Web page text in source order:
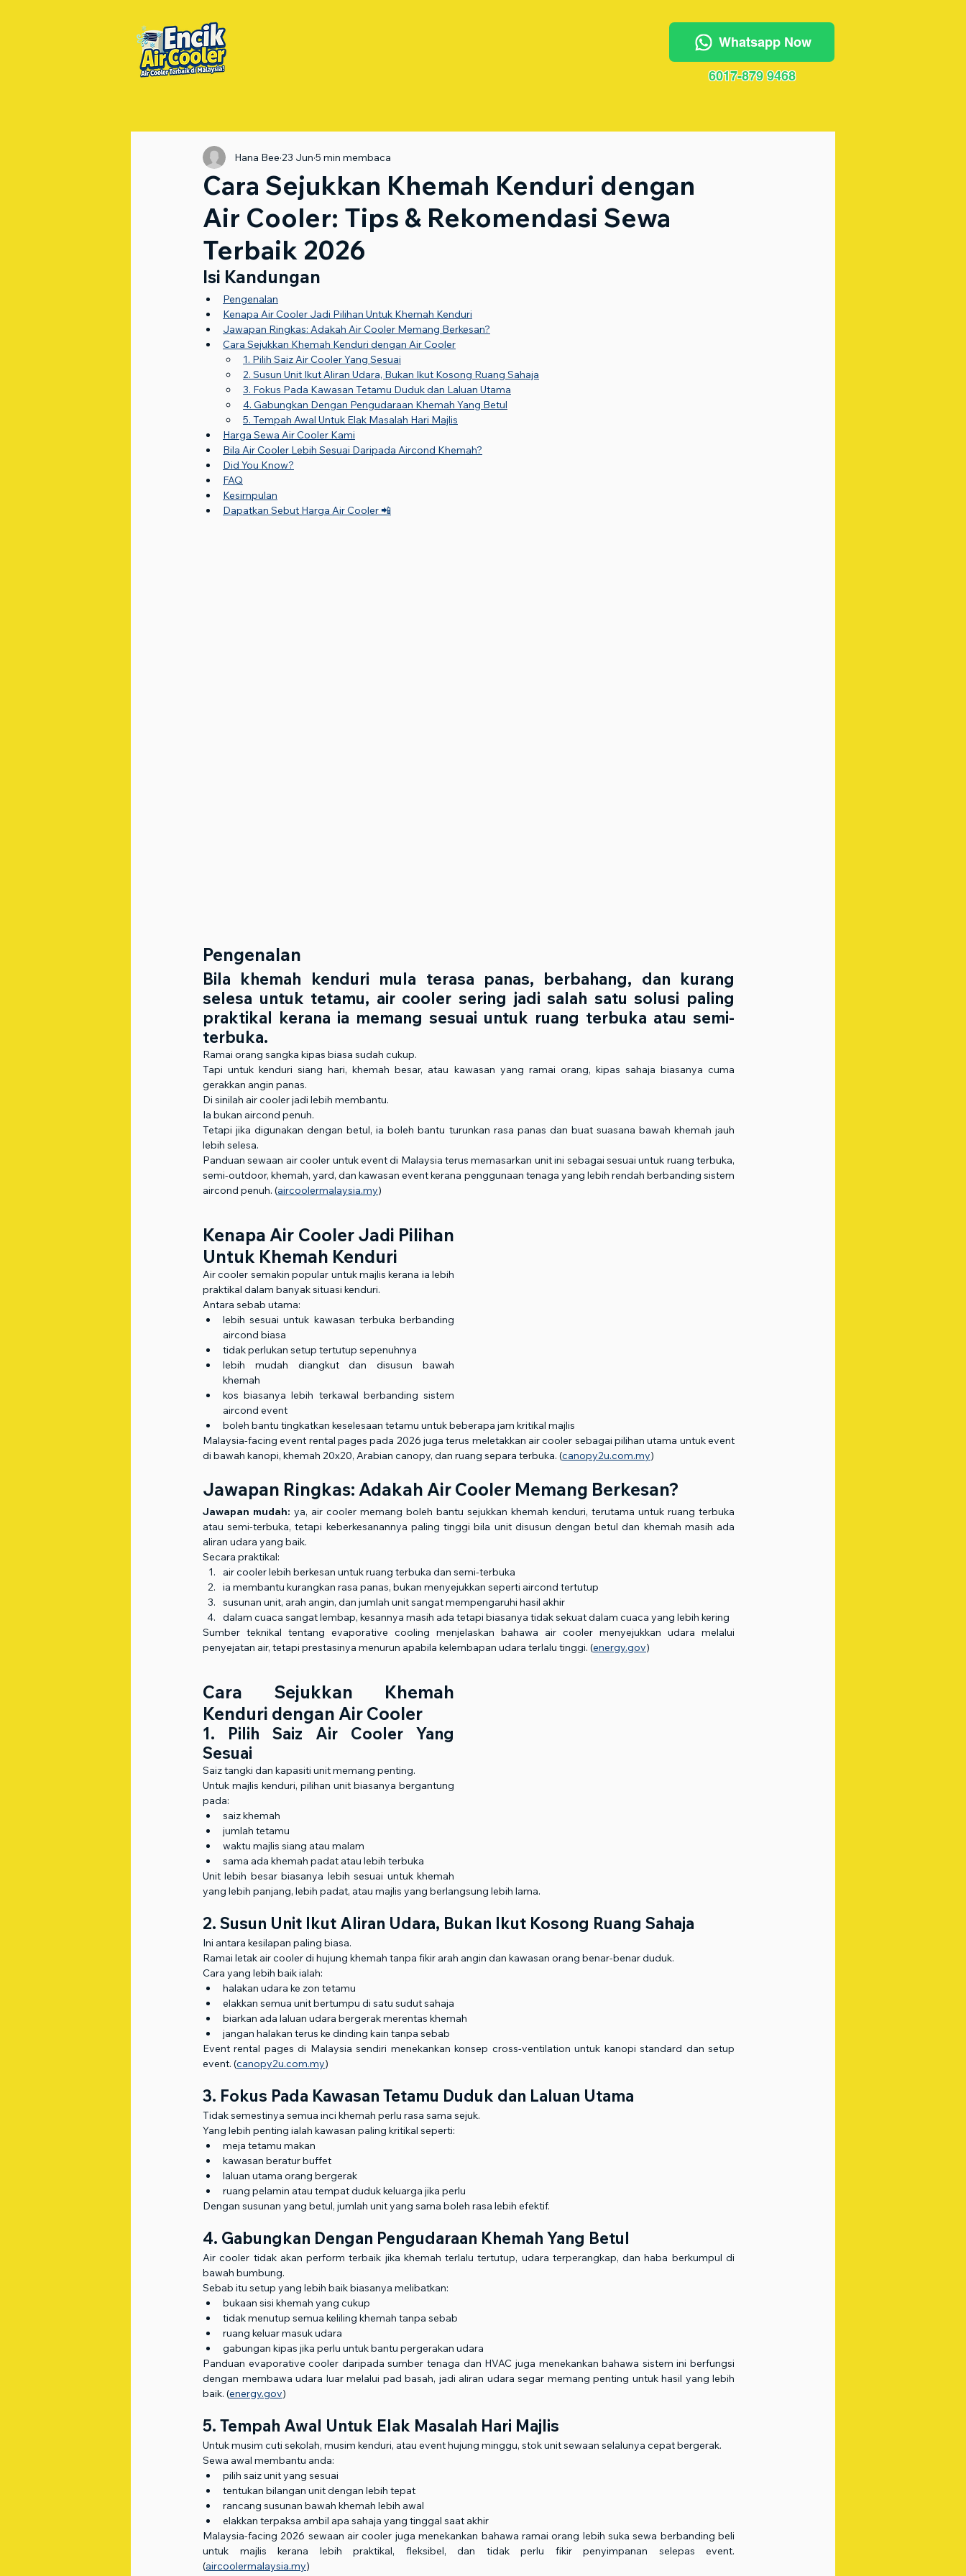
Whatsapp Now
6017-879 9468
Cara Sejukkan Khemah Kenduri dengan
Air Cooler: Tips & Rekomendasi Sewa
Terbaik 2026
Hana Bee 23 Jun 5 min membaca
Isi Kandungan
Pengenalan
Kenapa Air Cooler Jadi Pilihan Untuk Khemah Kenduri
Jawapan Ringkas: Adakah Air Cooler Memang Berkesan?
Cara Sejukkan Khemah Kenduri dengan Air Cooler
1. Pilih Saiz Air Cooler Yang Sesuai
2. Susun Unit Ikut Aliran Udara, Bukan Ikut Kosong Ruang Sahaja
3. Fokus Pada Kawasan Tetamu Duduk dan Laluan Utama
4. Gabungkan Dengan Pengudaraan Khemah Yang Betul
5. Tempah Awal Untuk Elak Masalah Hari Majlis
Harga Sewa Air Cooler Kami
Bila Air Cooler Lebih Sesuai Daripada Aircond Khemah?
Did You Know?
FAQ
Kesimpulan
Dapatkan Sebut Harga Air Cooler 📲
Pengenalan
Bila khemah kenduri mula terasa panas, berbahang, dan kurang
selesa untuk tetamu, air cooler sering jadi salah satu solusi paling
praktikal kerana ia memang sesuai untuk ruang terbuka atau semi-
terbuka.
Ramai orang sangka kipas biasa sudah cukup.
Tapi untuk kenduri siang hari, khemah besar, atau kawasan yang ramai orang, kipas sahaja biasanya cuma
gerakkan angin panas.
Di sinilah air cooler jadi lebih membantu.
Ia bukan aircond penuh.
Tetapi jika digunakan dengan betul, ia boleh bantu turunkan rasa panas dan buat suasana bawah khemah jauh
lebih selesa.
Panduan sewaan air cooler untuk event di Malaysia terus memasarkan unit ini sebagai sesuai untuk ruang terbuka,
semi-outdoor, khemah, yard, dan kawasan event kerana penggunaan tenaga yang lebih rendah berbanding sistem
aircond penuh. (aircoolermalaysia.my)
Kenapa Air Cooler Jadi Pilihan
Untuk Khemah Kenduri
Air cooler semakin popular untuk majlis kerana ia lebih
praktikal dalam banyak situasi kenduri.
Antara sebab utama:
lebih sesuai untuk kawasan terbuka berbanding
aircond biasa
tidak perlukan setup tertutup sepenuhnya
lebih mudah diangkut dan disusun bawah
khemah
kos biasanya lebih terkawal berbanding sistem
aircond event
boleh bantu tingkatkan keselesaan tetamu untuk beberapa jam kritikal majlis
Malaysia-facing event rental pages pada 2026 juga terus meletakkan air cooler sebagai pilihan utama untuk event
di bawah kanopi, khemah 20x20, Arabian canopy, dan ruang separa terbuka. (canopy2u.com.my)
Jawapan Ringkas: Adakah Air Cooler Memang Berkesan?
Jawapan mudah: ya, air cooler memang boleh bantu sejukkan khemah kenduri, terutama untuk ruang terbuka
atau semi-terbuka, tetapi keberkesanannya paling tinggi bila unit disusun dengan betul dan khemah masih ada
aliran udara yang baik.
Secara praktikal:
air cooler lebih berkesan untuk ruang terbuka dan semi-terbuka
ia membantu kurangkan rasa panas, bukan menyejukkan seperti aircond tertutup
susunan unit, arah angin, dan jumlah unit sangat mempengaruhi hasil akhir
dalam cuaca sangat lembap, kesannya masih ada tetapi biasanya tidak sekuat dalam cuaca yang lebih kering
Sumber teknikal tentang evaporative cooling menjelaskan bahawa air cooler menyejukkan udara melalui
penyejatan air, tetapi prestasinya menurun apabila kelembapan udara terlalu tinggi. (energy.gov)
Cara Sejukkan Khemah
Kenduri dengan Air Cooler
1. Pilih Saiz Air Cooler Yang
Sesuai
Saiz tangki dan kapasiti unit memang penting.
Untuk majlis kenduri, pilihan unit biasanya bergantung
pada:
saiz khemah
jumlah tetamu
waktu majlis siang atau malam
sama ada khemah padat atau lebih terbuka
Unit lebih besar biasanya lebih sesuai untuk khemah
yang lebih panjang, lebih padat, atau majlis yang berlangsung lebih lama.
2. Susun Unit Ikut Aliran Udara, Bukan Ikut Kosong Ruang Sahaja
Ini antara kesilapan paling biasa.
Ramai letak air cooler di hujung khemah tanpa fikir arah angin dan kawasan orang benar-benar duduk.
Cara yang lebih baik ialah:
halakan udara ke zon tetamu
elakkan semua unit bertumpu di satu sudut sahaja
biarkan ada laluan udara bergerak merentas khemah
jangan halakan terus ke dinding kain tanpa sebab
Event rental pages di Malaysia sendiri menekankan konsep cross-ventilation untuk kanopi standard dan setup
event. (canopy2u.com.my)
3. Fokus Pada Kawasan Tetamu Duduk dan Laluan Utama
Tidak semestinya semua inci khemah perlu rasa sama sejuk.
Yang lebih penting ialah kawasan paling kritikal seperti:
meja tetamu makan
kawasan beratur buffet
laluan utama orang bergerak
ruang pelamin atau tempat duduk keluarga jika perlu
Dengan susunan yang betul, jumlah unit yang sama boleh rasa lebih efektif.
4. Gabungkan Dengan Pengudaraan Khemah Yang Betul
Air cooler tidak akan perform terbaik jika khemah terlalu tertutup, udara terperangkap, dan haba berkumpul di
bawah bumbung.
Sebab itu setup yang lebih baik biasanya melibatkan:
bukaan sisi khemah yang cukup
tidak menutup semua keliling khemah tanpa sebab
ruang keluar masuk udara
gabungan kipas jika perlu untuk bantu pergerakan udara
Panduan evaporative cooler daripada sumber tenaga dan HVAC juga menekankan bahawa sistem ini berfungsi
dengan membawa udara luar melalui pad basah, jadi aliran udara segar memang penting untuk hasil yang lebih
baik. (energy.gov)
5. Tempah Awal Untuk Elak Masalah Hari Majlis
Untuk musim cuti sekolah, musim kenduri, atau event hujung minggu, stok unit sewaan selalunya cepat bergerak.
Sewa awal membantu anda:
pilih saiz unit yang sesuai
tentukan bilangan unit dengan lebih tepat
rancang susunan bawah khemah lebih awal
elakkan terpaksa ambil apa sahaja yang tinggal saat akhir
Malaysia-facing 2026 sewaan air cooler juga menekankan bahawa ramai orang lebih suka sewa berbanding beli
untuk majlis kerana lebih praktikal, fleksibel, dan tidak perlu fikir penyimpanan selepas event.
(aircoolermalaysia.my)